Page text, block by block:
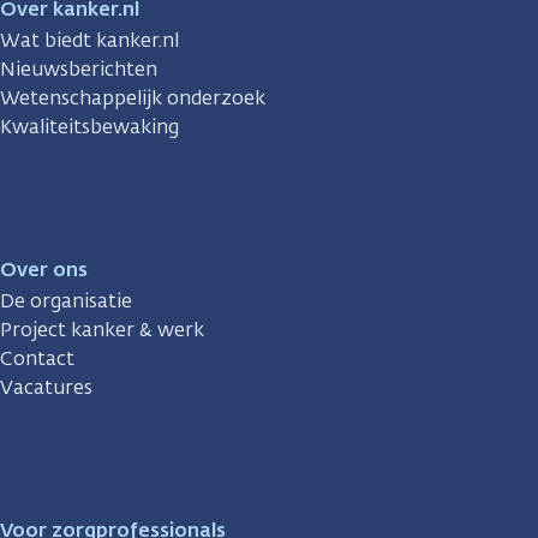
Over kanker.nl
Wat biedt kanker.nl
Nieuwsberichten
Wetenschappelijk onderzoek
Kwaliteitsbewaking
Over ons
De organisatie
Project kanker & werk
Contact
Vacatures
Voor zorgprofessionals